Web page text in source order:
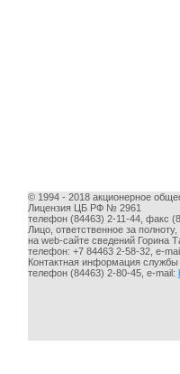
© 1994 - 2018 акционерное
Лицензия ЦБ РФ № 2961
телефон (84463) 2-11-44, факс
Лицо, ответственное за
на web-сайте сведений Горина
телефон: +7 84463 2-58-32, e-
Контактная информация службы
телефон (84463) 2-80-45, e-mail: